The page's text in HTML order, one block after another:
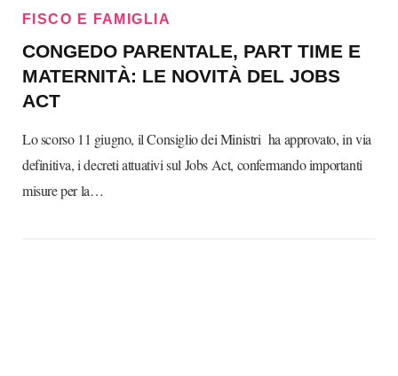
FISCO E FAMIGLIA
CONGEDO PARENTALE, PART TIME E
MATERNITÀ: LE NOVITÀ DEL JOBS
ACT
Lo scorso 11 giugno, il Consiglio dei Ministri ha approvato, in via
definitiva, i decreti attuativi sul Jobs Act, confermando importanti
misure per la…